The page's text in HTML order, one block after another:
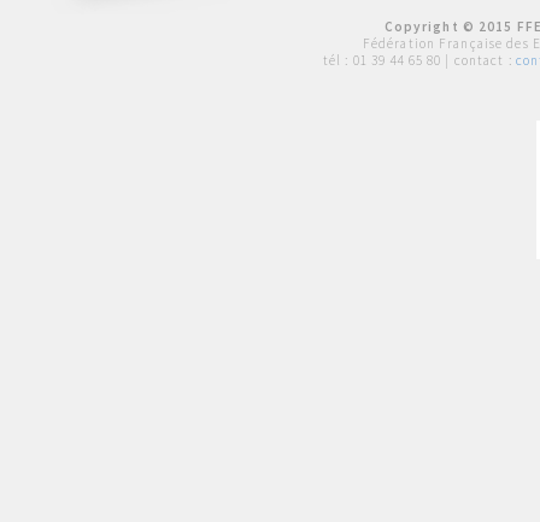
Copyright © 2015
Fédération Française des
tél : 01 39 44 65 80 | contact :